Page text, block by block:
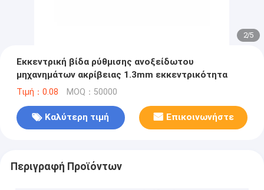
2/5
Εκκεντρική βίδα ρύθμισης ανοξείδωτου
μηχανημάτων ακρίβειας 1.3mm εκκεντρικότητα
Τιμή：0.08 MOQ：50000
Καλύτερη τιμή Επικοινωνήστε
Περιγραφή Προϊόντων